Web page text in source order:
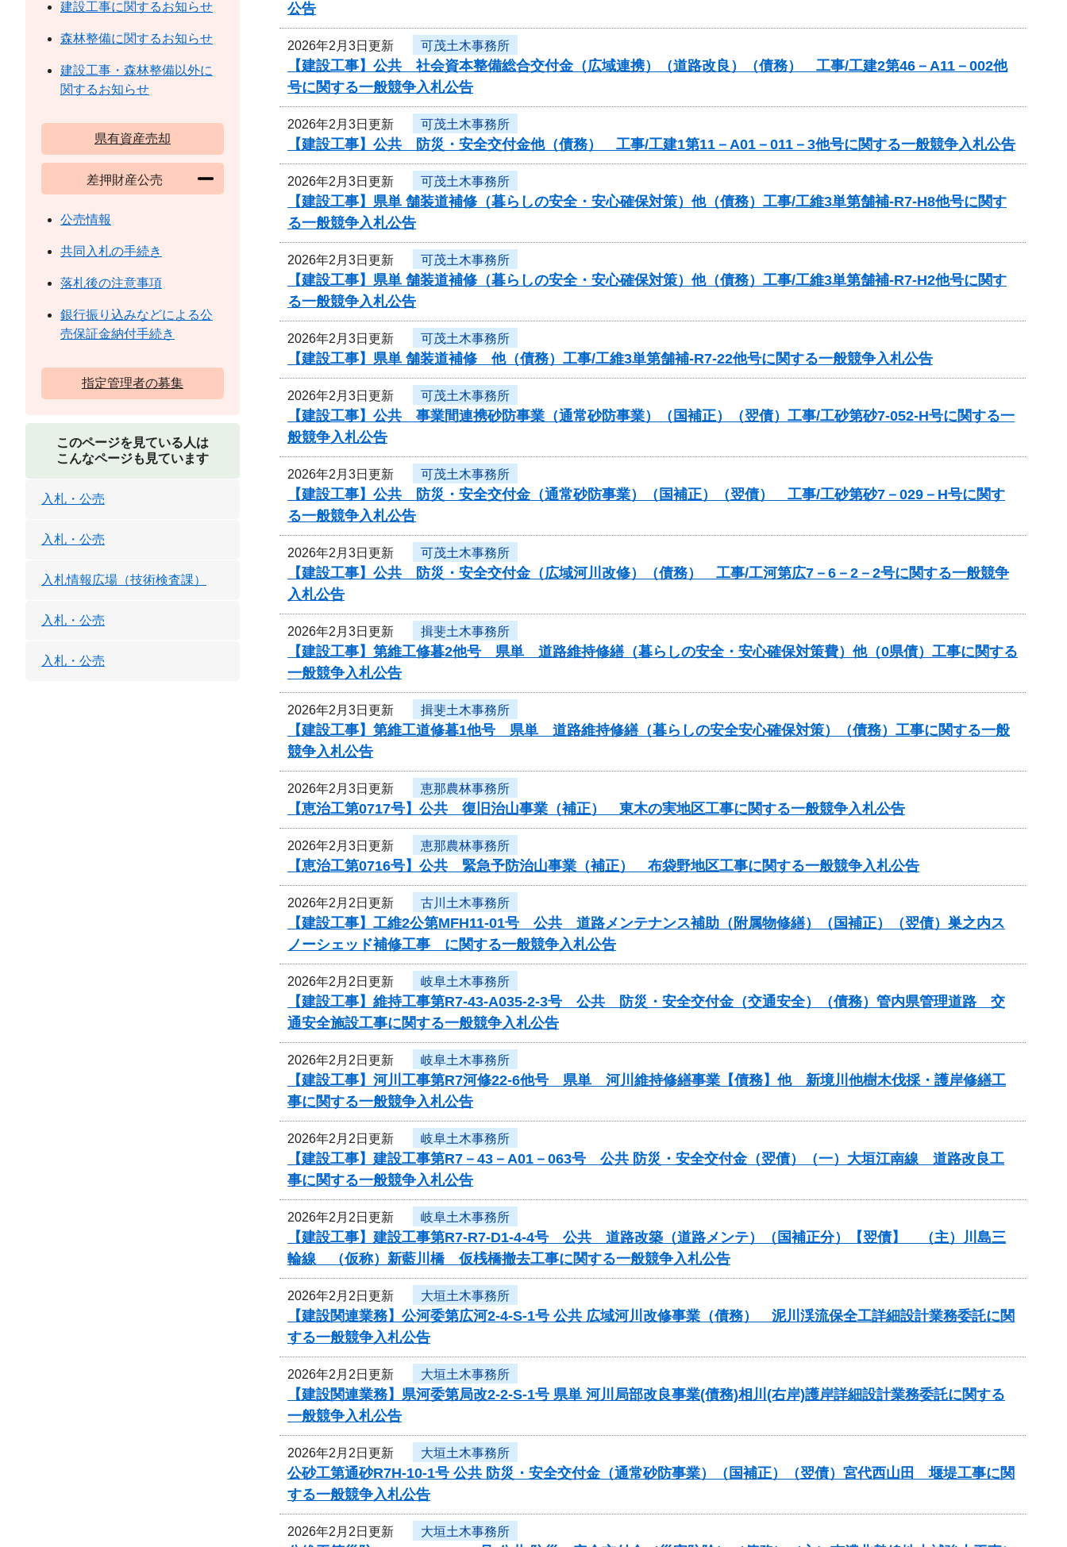
公告
2026年2月3日更新 可茂土木事務所
【建設工事】公共 社会資本整備総合交付金（広域連携）（道路改良）（債務） 工事/工建2第46－A11－002他
号に関する一般競争入札公告
2026年2月3日更新 可茂土木事務所
【建設工事】公共 防災・安全交付金他（債務） 工事/工建1第11－A01－011－3他号に関する一般競争入札公告
2026年2月3日更新 可茂土木事務所
【建設工事】県単 舗装道補修（暮らしの安全・安心確保対策）他（債務）工事/工維3単第舗補-R7-H8他号に関す
る一般競争入札公告
2026年2月3日更新 可茂土木事務所
【建設工事】県単 舗装道補修（暮らしの安全・安心確保対策）他（債務）工事/工維3単第舗補-R7-H2他号に関す
る一般競争入札公告
2026年2月3日更新 可茂土木事務所
【建設工事】県単 舗装道補修 他（債務）工事/工維3単第舗補-R7-22他号に関する一般競争入札公告
2026年2月3日更新 可茂土木事務所
【建設工事】公共 事業間連携砂防事業（通常砂防事業）（国補正）（翌債）工事/工砂第砂7-052-H号に関する一
般競争入札公告
2026年2月3日更新 可茂土木事務所
【建設工事】公共 防災・安全交付金（通常砂防事業）（国補正）（翌債） 工事/工砂第砂7－029－H号に関す
る一般競争入札公告
2026年2月3日更新 可茂土木事務所
【建設工事】公共 防災・安全交付金（広域河川改修）（債務） 工事/工河第広7－6－2－2号に関する一般競争
入札公告
2026年2月3日更新 揖斐土木事務所
【建設工事】第維工修暮2他号 県単 道路維持修繕（暮らしの安全・安心確保対策費）他（0県債）工事に関する
一般競争入札公告
2026年2月3日更新 揖斐土木事務所
【建設工事】第維工道修暮1他号 県単 道路維持修繕（暮らしの安全安心確保対策）（債務）工事に関する一般
競争入札公告
2026年2月3日更新 恵那農林事務所
【恵治工第0717号】公共 復旧治山事業（補正） 東木の実地区工事に関する一般競争入札公告
2026年2月3日更新 恵那農林事務所
【恵治工第0716号】公共 緊急予防治山事業（補正） 布袋野地区工事に関する一般競争入札公告
2026年2月2日更新 古川土木事務所
【建設工事】工維2公第MFH11-01号 公共 道路メンテナンス補助（附属物修繕）（国補正）（翌債）巣之内ス
ノーシェッド補修工事 に関する一般競争入札公告
2026年2月2日更新 岐阜土木事務所
【建設工事】維持工事第R7-43-A035-2-3号 公共 防災・安全交付金（交通安全）（債務）管内県管理道路 交
通安全施設工事に関する一般競争入札公告
2026年2月2日更新 岐阜土木事務所
【建設工事】河川工事第R7河修22-6他号 県単 河川維持修繕事業【債務】他 新境川他樹木伐採・護岸修繕工
事に関する一般競争入札公告
2026年2月2日更新 岐阜土木事務所
【建設工事】建設工事第R7－43－A01－063号 公共 防災・安全交付金（翌債）（一）大垣江南線 道路改良工
事に関する一般競争入札公告
2026年2月2日更新 岐阜土木事務所
【建設工事】建設工事第R7-R7-D1-4-4号 公共 道路改築（道路メンテ）（国補正分）【翌債】 （主）川島三
輪線 （仮称）新藍川橋 仮桟橋撤去工事に関する一般競争入札公告
2026年2月2日更新 大垣土木事務所
【建設関連業務】公河委第広河2-4-S-1号 公共 広域河川改修事業（債務） 泥川渓流保全工詳細設計業務委託に関
する一般競争入札公告
2026年2月2日更新 大垣土木事務所
【建設関連業務】県河委第局改2-2-S-1号 県単 河川局部改良事業(債務)相川(右岸)護岸詳細設計業務委託に関する
一般競争入札公告
2026年2月2日更新 大垣土木事務所
公砂工第通砂R7H-10-1号 公共 防災・安全交付金（通常砂防事業）（国補正）（翌債）宮代西山田 堰堤工事に関
する一般競争入札公告
2026年2月2日更新 大垣土木事務所
建設工事に関するお知らせ
森林整備に関するお知らせ
建設工事・森林整備以外に
関するお知らせ
県有資産売却
差押財産公売
公売情報
共同入札の手続き
落札後の注意事項
銀行振り込みなどによる公
売保証金納付手続き
指定管理者の募集
このページを見ている人は
こんなページも見ています
入札・公売
入札・公売
入札情報広場（技術検査課）
入札・公売
入札・公売